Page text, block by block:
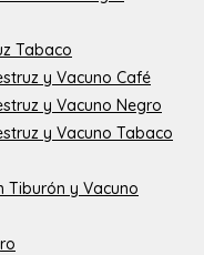
Tabaco
y Vacuno Café
y Vacuno Negro
y Vacuno Tabaco
Tiburón y Vacuno